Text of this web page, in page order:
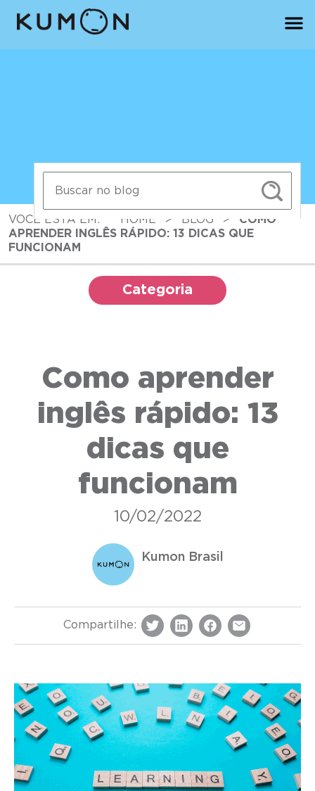
VOCÊ ESTÁ EM: HOME > BLOG >
COMO
APRENDER INGLÊS RÁPIDO: 13 DICAS QUE
FUNCIONAM
Categoria
Como aprender
inglês rápido: 13
dicas que
funcionam
10/02/2022
Kumon Brasil
Compartilhe: